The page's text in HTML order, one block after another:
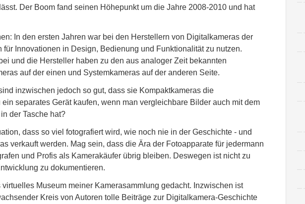
Der Boom fand seinen Höhepunkt um die Jahre 2008-2010 und hat
In den ersten Jahren war bei den Herstellern von Digitalkameras der
Innovationen in Design, Bedienung und Funktionalität zu nutzen.
und die Hersteller haben zu den aus analoger Zeit bekannten
auf der einen und Systemkameras auf der anderen Seite.
inzwischen jedoch so gut, dass sie Kompaktkameras die
separates Gerät kaufen, wenn man vergleichbare Bilder auch mit dem
der Tasche hat?
dass so viel fotografiert wird, wie noch nie in der Geschichte - und
verkauft werden. Mag sein, dass die Ära der Fotoapparate für jedermann
und Profis als Kamerakäufer übrig bleiben. Deswegen ist nicht zu
zu dokumentieren.
Museum meiner Kamerasammlung gedacht. Inzwischen ist
Kreis von Autoren tolle Beiträge zur Digitalkamera-Geschichte